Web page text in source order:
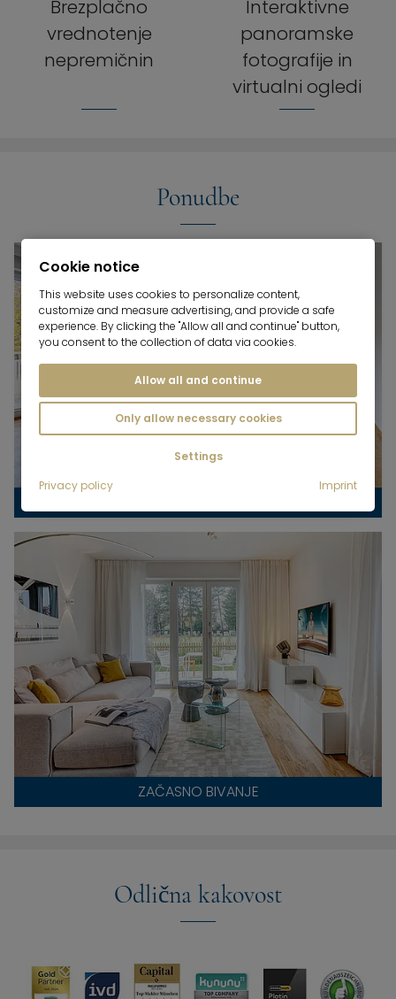
Brezplačno
vrednotenje
nepremičnin
Interaktivne
panoramske
fotografije in
virtualni ogledi
Ponudbe
ZAČASNO BIVANJE
Odlična kakovost
Cookie notice
This website uses cookies to personalize content,
customize and measure advertising, and provide a safe
experience. By clicking the "Allow all and continue" button,
you consent to the collection of data via cookies.
Allow all and continue
Only allow necessary cookies
Settings
Privacy policy
Imprint